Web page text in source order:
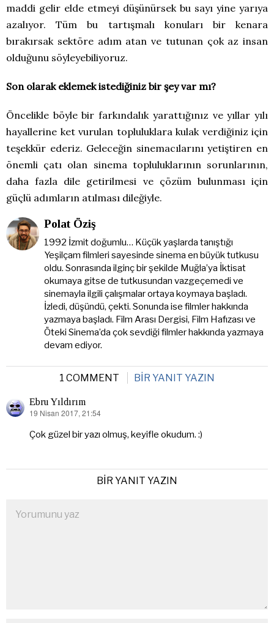
maddi gelir elde etmeyi düşünürsek bu sayı yine yarıya
azalıyor. Tüm bu tartışmalı konuları bir kenara
bırakırsak sektöre adım atan ve tutunan çok az insan
olduğunu söyleyebiliyoruz.
Son olarak eklemek istediğiniz bir şey var mı?
Öncelikle böyle bir farkındalık yarattığınız ve yıllar yılı
hayallerine ket vurulan topluluklara kulak verdiğiniz için
teşekkür ederiz. Geleceğin sinemacılarını yetiştiren en
önemli çatı olan sinema topluluklarının sorunlarının,
daha fazla dile getirilmesi ve çözüm bulunması için
güçlü adımların atılması dileğiyle.
Polat Öziş
1992 İzmit doğumlu… Küçük yaşlarda tanıştığı
Yeşilçam filmleri sayesinde sinema en büyük tutkusu
oldu. Sonrasında ilginç bir şekilde Muğla’ya İktisat
okumaya gitse de tutkusundan vazgeçemedi ve
sinemayla ilgili çalışmalar ortaya koymaya başladı.
İzledi, düşündü, çekti. Sonunda ise filmler hakkında
yazmaya başladı. Film Arası Dergisi, Film Hafızası ve
Öteki Sinema’da çok sevdiği filmler hakkında yazmaya
devam ediyor.
1 COMMENT BIR YANIT YAZIN
Ebru Yıldırım
dedi
19 Nisan 2017, 21:54
Çok güzel bir yazı olmuş, keyifle okudum. :)
BIR YANIT YAZIN